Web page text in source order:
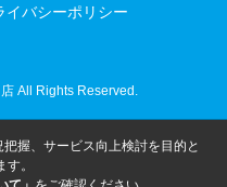
イバシーポリシー
All Rights Reserved.
握、サービス向上検討を目的と
。